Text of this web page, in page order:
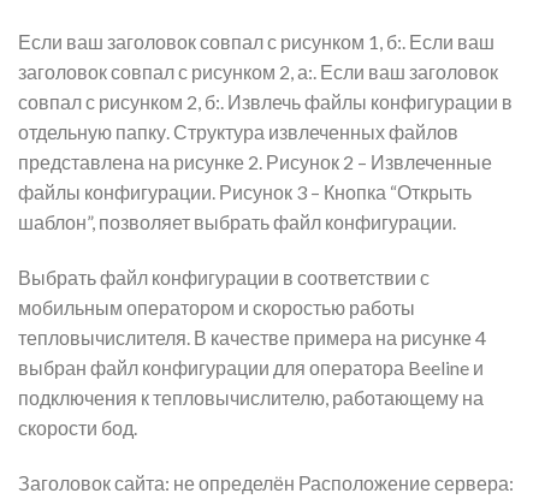
Если ваш заголовок совпал с рисунком 1, б:. Если ваш
заголовок совпал с рисунком 2, а:. Если ваш заголовок
совпал с рисунком 2, б:. Извлечь файлы конфигурации в
отдельную папку. Структура извлеченных файлов
представлена на рисунке 2. Рисунок 2 – Извлеченные
файлы конфигурации. Рисунок 3 – Кнопка “Открыть
шаблон”, позволяет выбрать файл конфигурации.
Выбрать файл конфигурации в соответствии с
мобильным оператором и скоростью работы
тепловычислителя. В качестве примера на рисунке 4
выбран файл конфигурации для оператора Beeline и
подключения к тепловычислителю, работающему на
скорости бод.
Заголовок сайта: не определён Расположение сервера: